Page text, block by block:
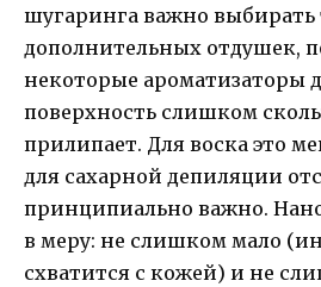
шугаринга важно выбирать
дополнительных отдушек,
некоторые ароматизаторы
поверхность слишком
прилипает. Для воска это
для сахарной депиляции
принципиально важно.
в меру: не слишком мало
схватится с кожей) и не